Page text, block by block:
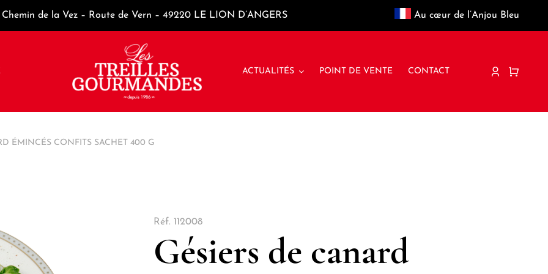
Chemin de la Vez – Route de Vern – 49220 LE LION D’ANGERS Au cœur de l’Anjou Bleu
ACTUALITÉS POINT DE VENTE CONTACT
ÉMINCÉS CONFITS SACHET 400 G
Réf. 112008
Gésiers de canard